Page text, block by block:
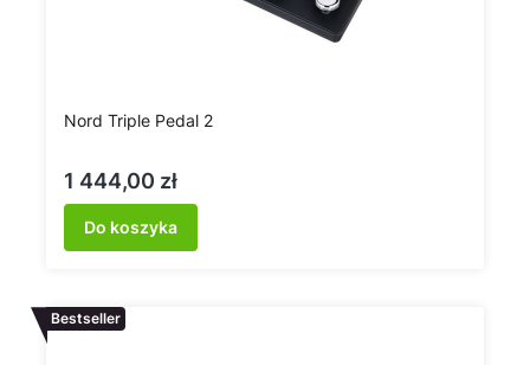
Nord Triple Pedal 2
Cena
1 444,00 zł
Do koszyka
Bestseller